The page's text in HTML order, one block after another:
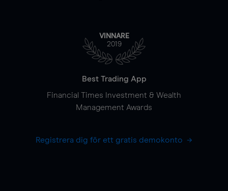
VINNARE
2019
Best Trading App
Financial Times Investment & Wealth
Management Awards
Registrera dig för ett gratis demokonto